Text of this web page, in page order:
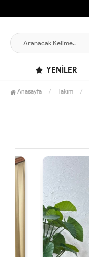
YENILER
Anasayfa Takım